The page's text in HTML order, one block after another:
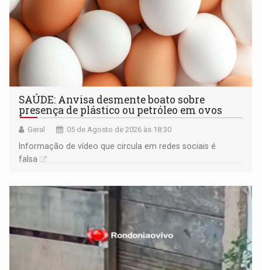
SAÚDE: Anvisa desmente boato sobre
presença de plástico ou petróleo em ovos
Geral 05 de Agosto de 2026 às 18:30
Informação de vídeo que circula em redes sociais é
falsa